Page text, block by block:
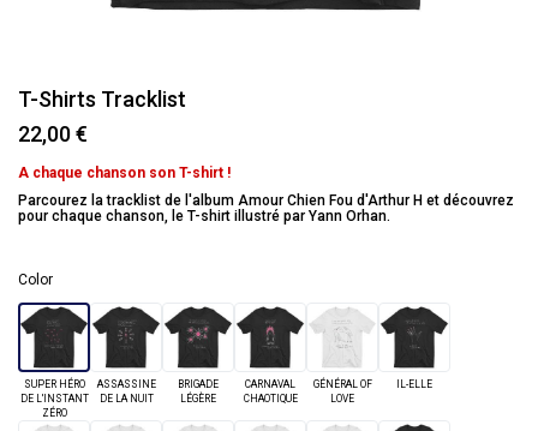
T-Shirts Tracklist
22,00 €
A chaque chanson son T-shirt !
Parcourez la tracklist de l'album Amour Chien Fou d'Arthur H et découvrez
pour chaque chanson, le T-shirt illustré par Yann Orhan.
Color
SUPER HÉRO
DE L'INSTANT
ZÉRO
ASSASSINE
DE LA NUIT
BRIGADE
LÉGÈRE
CARNAVAL
CHAOTIQUE
GÉNÉRAL OF
LOVE
IL-ELLE